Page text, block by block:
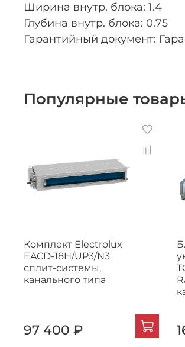
Ширина внутр. блока: 1.4
Глубина внутр. блока: 0.75
Гарантийный документ:
Популярные
Комплект Electrolux
EACD-18H/UP3/N3
сплит-системы,
канального типа
97 400 ₽